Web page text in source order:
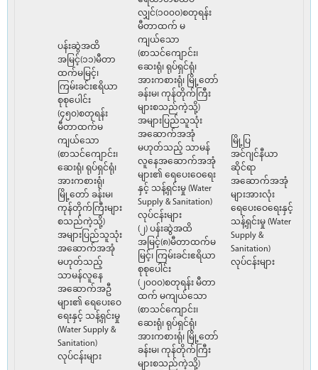
ပန်းဆွဲအထိ
အမြင့်(၁၁)မီတာ
ထက်မမြင့်၊
ကြမ်းခင်းဧရိယာ
စုစုပေါင်း
(၄၅၀)စတုရန်း
မီတာထက်မ
ကျယ်သော
(စာသင်ကျောင်း၊
ဆေးရုံ၊ ရုပ်ရှင်ရုံ၊
အားကစားရုံ၊
မြို့တော် ခန်းမ၊
ကုန်တိုက်ကြီးများ
စသည်ကဲ့သို့)
အများပြည်သူသုံး
အဆောက်အအုံ
မဟုတ်သည့်
သာမန်လူနေ
အဆောက်အဦ
များ၏ ရေပေးဝေ
ရေးနှင့် သန့်ရှင်းမှု
(Water Supply &
Sanitation)
လုပ်ငန်းများ
လျှင်(၁၀၀၀)စတုရန်း
မီတာထက် မ
ကျယ်သော
(စာသင်ကျောင်း၊
ဆေးရုံ၊ ရုပ်ရှင်ရုံ၊
အားကစားရုံ၊ မြို့တော်
ခန်းမ၊ ကုန်တိုက်ကြီး
များစသည်ကဲ့သို့)
အများပြည်သူသုံး
အဆောက်အအုံ
မဟုတ်သည့် သာမန်
လူနေအဆောက်အအုံ
များ၏ ရေပေးဝေရေး
နှင့် သန့်ရှင်းမှု (Water
Supply & Sanitation)
လုပ်ငန်းများ
(၂) ပန်းဆွဲအထိ
အမြင့်(၈)မီတာထက်မ
မြင့်၊ ကြမ်းခင်းဧရိယာ
စုစုပေါင်း
(၂၀၀၀)စတုရန်း မီတာ
ထက် မကျယ်သော
(စာသင်ကျောင်း၊
ဆေးရုံ၊ ရုပ်ရှင်ရုံ၊
အားကစားရုံ၊ မြို့တော်
ခန်းမ၊ ကုန်တိုက်ကြီး
များစသည်ကဲ့သို့)
မြို့ပြ
အင်ဂျင်နီယာ
ဆိုင်ရာ
အဆောက်အအုံ
များအားလုံး
ရေပေးဝေရေးနှင့်
သန့်ရှင်းမှု (Water
Supply &
Sanitation)
လုပ်ငန်းများ